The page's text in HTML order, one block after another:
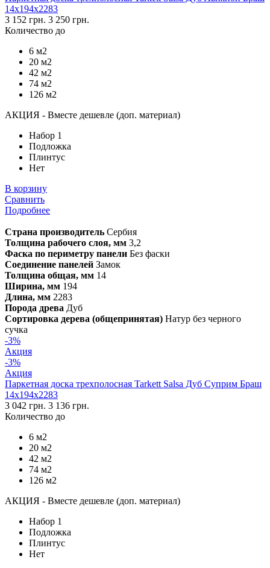
14х194х2283
3 152 грн. 3 250 грн.
Количество до
6 м2
20 м2
42 м2
74 м2
126 м2
АКЦИЯ - Вместе дешевле (доп. материал)
Набор 1
Подложка
Плинтус
Нет
В корзину
Сравнить
Подробнее
Страна производитель Сербия
Толщина рабочего слоя, мм 3,2
Фаска по периметру панели Без фаски
Соединение панелей Замок
Толщина общая, мм 14
Ширина, мм 194
Длина, мм 2283
Порода древа Дуб
Сортировка дерева (общепринятая) Натур без черного
сучка
-3%
Акция
-3%
Акция
Паркетная доска трехполосная Tarkett Salsa Дуб Суприм Браш
14х194х2283
3 042 грн. 3 136 грн.
Количество до
6 м2
20 м2
42 м2
74 м2
126 м2
АКЦИЯ - Вместе дешевле (доп. материал)
Набор 1
Подложка
Плинтус
Нет